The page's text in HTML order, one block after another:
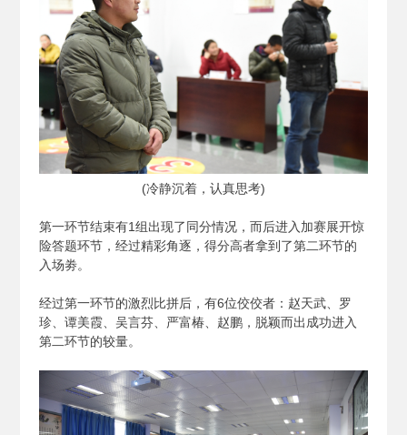
(冷静沉着，认真思考)
第一环节结束有1组出现了同分情况，而后进入加赛展开惊
险答题环节，经过精彩角逐，得分高者拿到了第二环节的
入场劵。
经过第一环节的激烈比拼后，有6位佼佼者：赵天武、罗
珍、谭美霞、吴言芬、严富椿、赵鹏，脱颖而出成功进入
第二环节的较量。